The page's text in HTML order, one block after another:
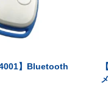
】Bluetooth